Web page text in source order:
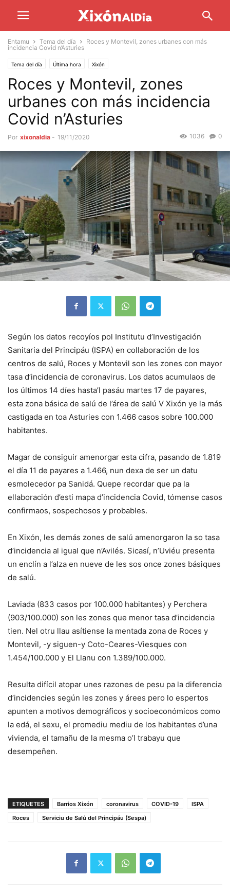
Entamu Tema del día
Roces y Montevil, zones urbanes con más
incidencia Covid n’Asturies
Tema del día Última hora Xixón
Roces y Montevil, zones
urbanes con más incidencia
Covid n’Asturies
Por xixonaldia - 19/11/2020 0
1036
Según los datos recoyíos pol Institutu d’Investigación
Sanitaria del Principáu (ISPA) en collaboración de los
centros de salú, Roces y Montevil son les zones con mayor
tasa d’incidencia de coronavirus. Los datos acumulaos de
los últimos 14 díes hasta’l pasáu martes 17 de payares,
esta zona básica de salú de l’área de salú V Xixón ye la más
castigada en toa Asturies con 1.466 casos sobre 100.000
habitantes.
Magar de consiguir amenorgar esta cifra, pasando de 1.819
el día 11 de payares a 1.466, nun dexa de ser un datu
esmolecedor pa Sanidá. Quepe recordar que pa la
ellaboración d’esti mapa d’incidencia Covid, tómense casos
confirmaos, sospechosos y probables.
En Xixón, les demás zones de salú amenorgaron la so tasa
d’incidencia al igual que n’Avilés. Sicasí, n’Uviéu presenta
un enclín a l’alza en nueve de les sos once zones básiques
de salú.
Laviada (833 casos por 100.000 habitantes) y Perchera
(903/100.000) son les zones que menor tasa d’incidencia
tien. Nel otru llau asítiense la mentada zona de Roces y
Montevil, -y siguen-y Coto-Ceares-Viesques con
1.454/100.000 y El Llanu con 1.389/100.000.
Resulta difícil atopar unes razones de pesu pa la diferencia
d’incidencies según les zones y árees pero lo espertos
apunten a motivos demográficos y socioeconómicos como
la edá, el sexu, el promediu mediu de los habitantes d’una
vivienda, el tamañu de la mesma o’l trabayu que
desempeñen.
ETIQUETES Barrios Xixón coronavirus COVID-19
ISPA
Roces
Serviciu de Salú del Principáu (Sespa)